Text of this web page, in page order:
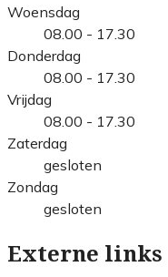
Woensdag
08.00 - 17.30
Donderdag
08.00 - 17.30
Vrijdag
08.00 - 17.30
Zaterdag
gesloten
Zondag
gesloten
Externe links